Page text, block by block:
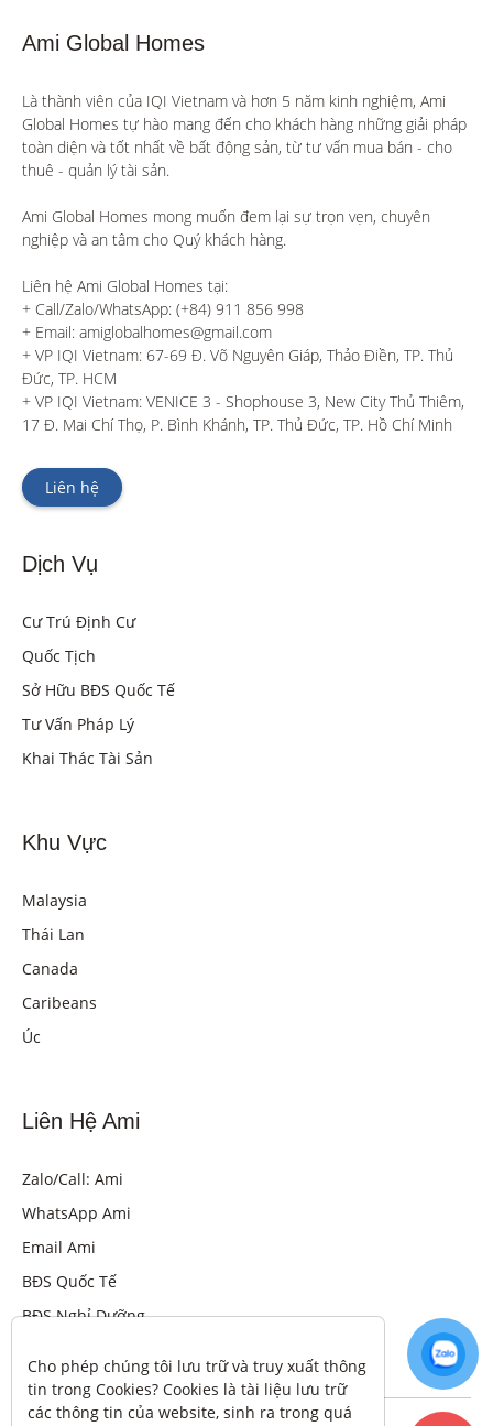
Ami Global Homes
Là thành viên của IQI Vietnam và hơn 5 năm kinh nghiệm, Ami
Global Homes tự hào mang đến cho khách hàng những giải pháp
toàn diện và tốt nhất về bất động sản, từ tư vấn mua bán - cho
thuê - quản lý tài sản.
Ami Global Homes mong muốn đem lại sự trọn vẹn, chuyên
nghiệp và an tâm cho Quý khách hàng.
Liên hệ Ami Global Homes tại:
+ Call/Zalo/WhatsApp: (+84) 911 856 998
+ Email: amiglobalhomes@gmail.com
+ VP IQI Vietnam: 67-69 Đ. Võ Nguyên Giáp, Thảo Điền, TP. Thủ
Đức, TP. HCM
+ VP IQI Vietnam: VENICE 3 - Shophouse 3, New City Thủ Thiêm,
17 Đ. Mai Chí Thọ, P. Bình Khánh, TP. Thủ Đức, TP. Hồ Chí Minh
Liên hệ
Dịch Vụ
Cư Trú Định Cư
Quốc Tịch
Sở Hữu BĐS Quốc Tế
Tư Vấn Pháp Lý
Khai Thác Tài Sản
Khu Vực
Malaysia
Thái Lan
Canada
Caribeans
Úc
Liên Hệ Ami
Zalo/Call: Ami
WhatsApp Ami
Email Ami
BĐS Quốc Tế
BĐS Nghỉ Dưỡng
Cho phép chúng tôi lưu trữ và truy xuất thông
tin trong Cookies? Cookies là tài liệu lưu trữ
các thông tin của website, sinh ra trong quá